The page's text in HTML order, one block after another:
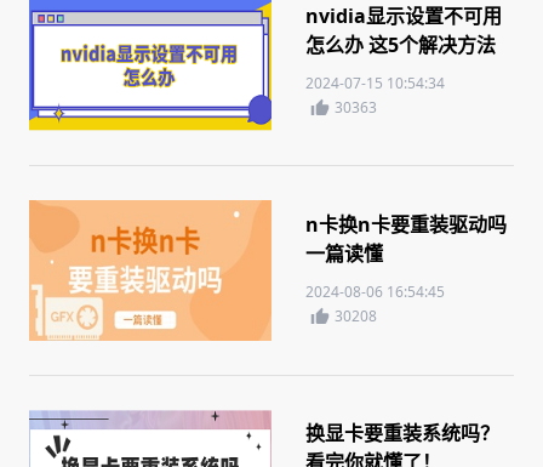
nvidia显示设置不可用
怎么办 这5个解决方法
你需要知道
2024-07-15 10:54:34
30363
n卡换n卡要重装驱动吗
一篇读懂
2024-08-06 16:54:45
30208
换显卡要重装系统吗？